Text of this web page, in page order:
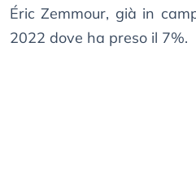
Éric Zemmour, già in
2022 dove ha preso il 7%.